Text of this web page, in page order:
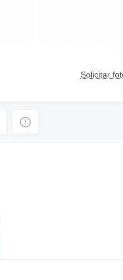
Solicitar